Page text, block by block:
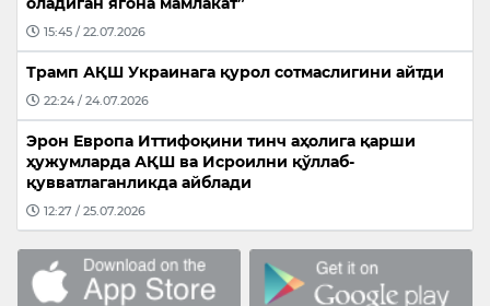
15:45 / 22.07.2026
Трамп АҚШ Украинага қурол сотмаслигини айтди
22:24 / 24.07.2026
Эрон Европа Иттифоқини тинч аҳолига қарши
ҳужумларда АҚШ ва Исроилни қўллаб-
қувватлаганликда айблади
12:27 / 25.07.2026